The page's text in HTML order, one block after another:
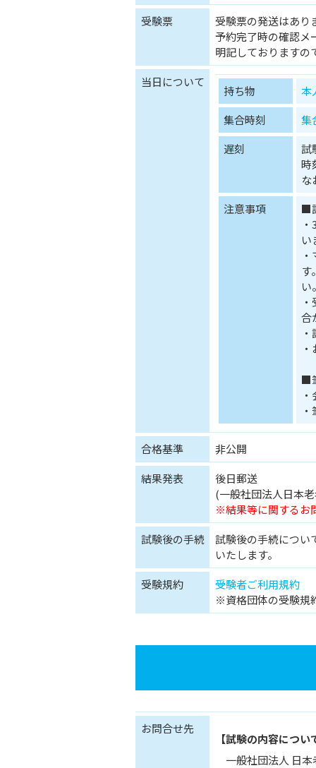
受験票
受験票の発送はあり
予約完了時の確認メ
明記しておりますの
当日について
持ち物
本
集合時刻
集
遅刻
試
時
な
注意事項
■
い
す
い
合
■
合格基準
非公開
結果発表
後日郵送
(一般社団法人日本
※結果等に関するお
試験後の手続
試験後の手続につい
いたします。
受験規約
受験者ご利用規約
※資格団体の受験規
お問合せ先
【試験の内容につ
一般社団法人 日